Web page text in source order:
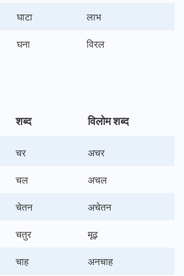
घाटा लाभ
घना विरल
शब्द विलोम शब्द
चर अचर
चल अचल
चेतन अचेतन
चतुर मूढ़
चाह अनचाह